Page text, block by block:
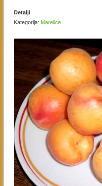
Detalji
Kategorija: Marelice